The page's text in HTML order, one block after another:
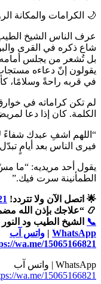
🌙 الكرامات والمكانة
عرف الناس الشيخ الطيب
شاع ذكره في القرى
بل تُشعر من يجلس أمامه
يقولون إنّ دعاءه
في قربه راحةً وسلامًا،
لم تكن كراماته في
الكلمة. كان إذا دعا
“اللهم اشفِ عبدك شفاءً
فيرى الناس بعد أيامٍ
يقول أحد مريديه: “ما
الطمأنينة سرت فيك.”
🌟 اتصل الآن ولا تتردد!
📿 “علاجك بإذن الله
📞
الشيخ الطيب ود
WhatsApp
| واتس آب
wa.me/15065166821
WhatsApp | واتس آب
wa.me/15065166821